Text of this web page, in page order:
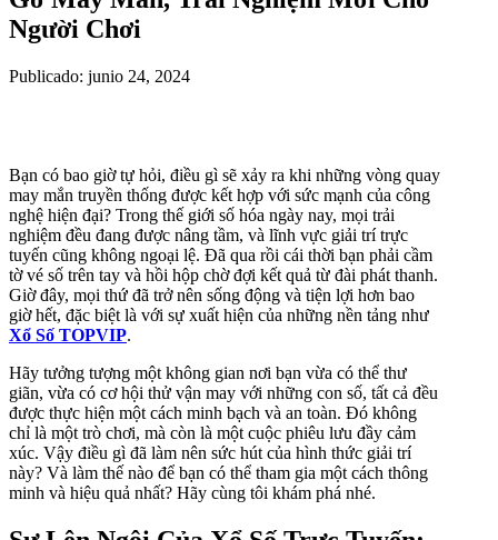
Người Chơi
Publicado: junio 24, 2024
Bạn có bao giờ tự hỏi, điều gì sẽ xảy ra khi những vòng quay
may mắn truyền thống được kết hợp với sức mạnh của công
nghệ hiện đại? Trong thế giới số hóa ngày nay, mọi trải
nghiệm đều đang được nâng tầm, và lĩnh vực giải trí trực
tuyến cũng không ngoại lệ. Đã qua rồi cái thời bạn phải cầm
tờ vé số trên tay và hồi hộp chờ đợi kết quả từ đài phát thanh.
Giờ đây, mọi thứ đã trở nên sống động và tiện lợi hơn bao
giờ hết, đặc biệt là với sự xuất hiện của những nền tảng như
Xổ Số TOPVIP.
Hãy tưởng tượng một không gian nơi bạn vừa có thể thư
giãn, vừa có cơ hội thử vận may với những con số, tất cả đều
được thực hiện một cách minh bạch và an toàn. Đó không
chỉ là một trò chơi, mà còn là một cuộc phiêu lưu đầy cảm
xúc. Vậy điều gì đã làm nên sức hút của hình thức giải trí
này? Và làm thế nào để bạn có thể tham gia một cách thông
minh và hiệu quả nhất? Hãy cùng tôi khám phá nhé.